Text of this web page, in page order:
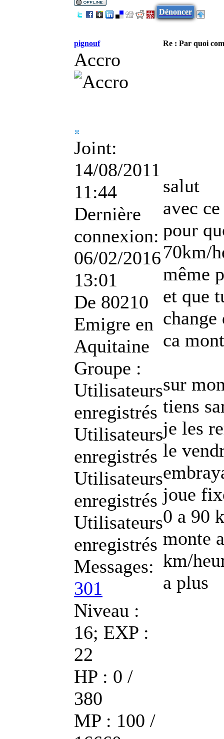
Dénoncer
pignouf Re : Par quoi
Accro
Joint:
14/08/2011
11:44
Dernière
connexion:
06/02/2016
13:01
De 80210
Emigre en
Aquitaine
Groupe :
Utilisateurs
enregistrés
Utilisateurs
enregistrés
Utilisateurs
enregistrés
Utilisateurs
enregistrés
Messages:
301
Niveau :
16; EXP :
22
HP : 0 /
380
MP : 100 /
salut
avec
pour
70km/
même
et que
ca
sur
tiens
je les
le
joue
0 a 90
monte
km/
a plus